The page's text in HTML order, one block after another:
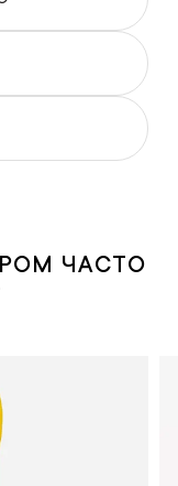
ЧАСТО